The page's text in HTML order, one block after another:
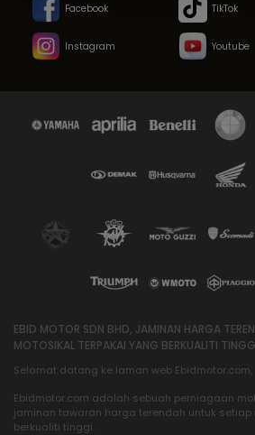
Facebook TikTok
Instagram Youtube
EBID MOTOR SDN BHD, JAMINAN HARGA
MOTOSIKAL TERPAKAI YANG BERKUALITI
Selamat datang ke laman web Ebidmotor.com,
Ebidmotor.com adalah sebuah perniagaan
jaminan tawaran harga terendah untuk
berkualiti tinggi.